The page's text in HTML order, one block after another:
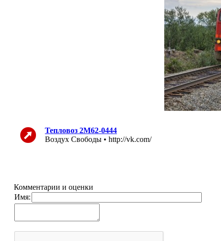
Тепловоз 2М62-0444
Воздух Свободы • http://vk.com/
Комментарии и оценки
Имя: